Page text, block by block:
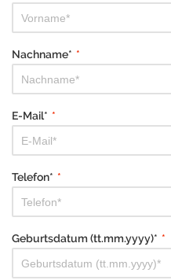
Nachname* *
E-Mail* *
Telefon* *
Geburtsdatum (tt.mm.yyyy)* *